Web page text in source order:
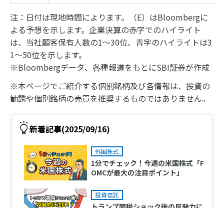
注：日付は現地時間によります。（E）はBloombergに
よる予想を示します。企業決算の赤字でのハイライト
は、当社顧客保有人数の1～30位、青字のハイライトは3
1～50位を示します。
※Bloombergデータ、各種報道をもとにSBI証券が作成
※本ページでご紹介する個別銘柄及び各情報は、投資の
勧誘や個別銘柄の売買を推奨するものではありません。
新着記事(2025/09/16)
外国株式
1分でチェック！今週の米国株式「F
OMCが最大の注目ポイント」
投資信託